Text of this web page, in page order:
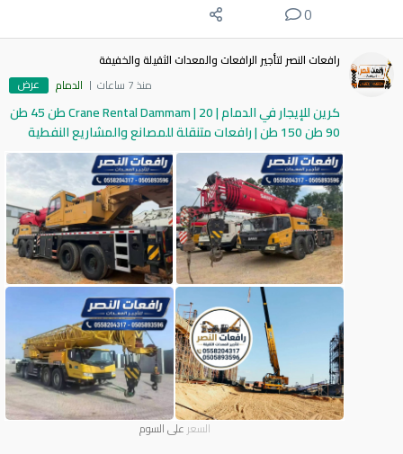
0
رافعات النصر لتأجير الرافعات والمعدات الثقيلة والخفيفة
منذ 7 ساعات
الدمام عرض
كرين للإيجار في الدمام | Crane Rental Dammam | 20 طن 45 طن
90 طن 150 طن | رافعات متنقلة للمصانع والمشاريع النفطية
السعر على السوم